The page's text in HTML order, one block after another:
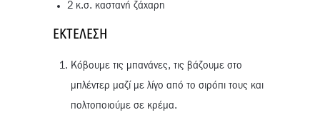
2 κ.σ. καστανή ζάχαρη
ΕΚΤΈΛΕΣΗ
Κόβουμε τις μπανάνες, τις βάζουμε στο
μπλέντερ μαζί με λίγο από το σιρόπι τους και
πολτοποιούμε σε κρέμα.